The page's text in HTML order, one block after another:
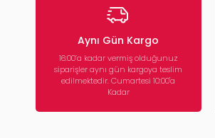
Aynı Gün Kargo
16:00’a kadar vermiş olduğunuz
siparişler aynı gün kargoya teslim
edilmektedir. Cumartesi 10:00'a
Kadar